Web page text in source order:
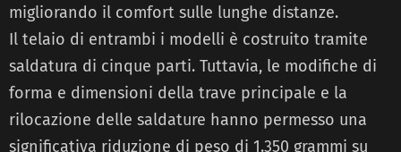
migliorando il comfort sulle lunghe distanze.
Il telaio di entrambi i modelli è costruito tramite
saldatura di cinque parti. Tuttavia, le modifiche di
forma e dimensioni della trave principale e la
rilocazione delle saldature hanno permesso una
significativa riduzione di peso di 1.350 grammi su